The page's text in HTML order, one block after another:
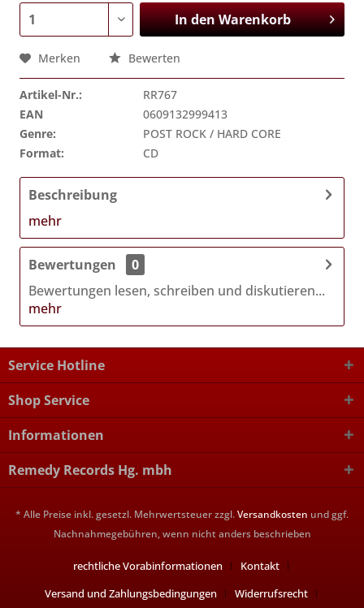
In denWarenkorb
Merken Bewerten
Artikel-Nr.:
RR767
EAN
0609132999413
Genre:
POST ROCK / HARD CORE
Format:
CD
Beschreibung
mehr
Bewertungen
0
Bewertungen lesen, schreiben und diskutieren...
mehr
Service Hotline
Shop Service
Informationen
Remedy Records Hg. mbh
* Alle Preise inkl. gesetzl. Mehrwertsteuer zzgl.Versandkosten und ggf.
Nachnahmegebühren, wenn nicht anders beschrieben
rechtliche Vorabinformationen
Kontakt
Versand und Zahlungsbedingungen
Widerrufsrecht